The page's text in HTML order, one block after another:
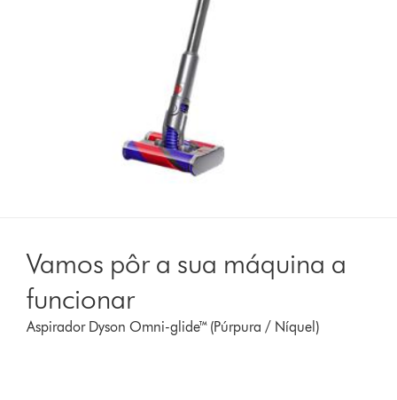
Vamos pôr a sua máquina a
funcionar
Aspirador Dyson Omni-glide™ (Púrpura / Níquel)